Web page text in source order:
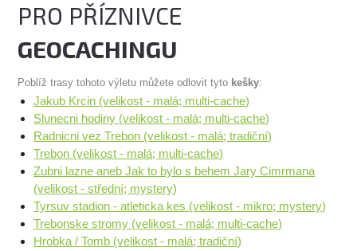
PRO PŘÍZNIVCE
GEOCACHINGU
Poblíž trasy tohoto výletu můžete odlovit tyto kešky:
Jakub Krcin (velikost - malá; multi-cache)
Slunecni hodiny (velikost - malá; multi-cache)
Radnicni vez Trebon (velikost - malá; tradiční)
Trebon (velikost - malá; multi-cache)
Zubni lazne aneb Jak to bylo s behem Jary Cimrmana
(velikost - střední; mystery)
Tyrsuv stadion - atleticka kes (velikost - mikro; mystery)
Trebonske stromy (velikost - malá; multi-cache)
Hrobka / Tomb (velikost - malá; tradiční)